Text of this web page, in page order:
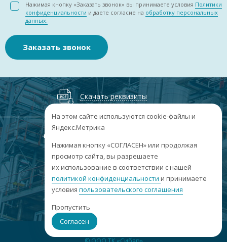
Нажимая кнопку «Заказать звонок» вы принимаете условия Политики
конфиденциальности и даете согласие на обработку персональных
данных.
Заказать звонок
Скачать реквизиты
+7
г. Барнаул, пр. Ленина, 158А, Н1/204
пн-пт: 09:00-17:00
сб-вс: выходные
info@sibar22.ru
На этом сайте используются cookie-файлы и
Яндекс.Метрика
Нажимая кнопку «СОГЛАСЕН» или продолжая
просмотр сайта, вы разрешаете
их использование в соответствии с нашей
политикой конфиденциальности и принимаете
условия пользовательского соглашения
Пропустить
Согласен